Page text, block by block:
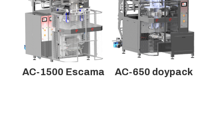
AC-1500 Escama AC-650 doypack